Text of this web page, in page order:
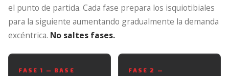
el punto de partida. Cada fase prepara los isquiotibiales
para la siguiente aumentando gradualmente la demanda
excéntrica. No saltes fases.
FASE 1 — BASE
FASE 2 —